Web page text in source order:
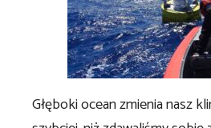
Głęboki ocean zmienia nasz